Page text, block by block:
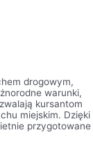
drogowym,
warunki,
kursantom
miejskim. Dzięki
przygotowane